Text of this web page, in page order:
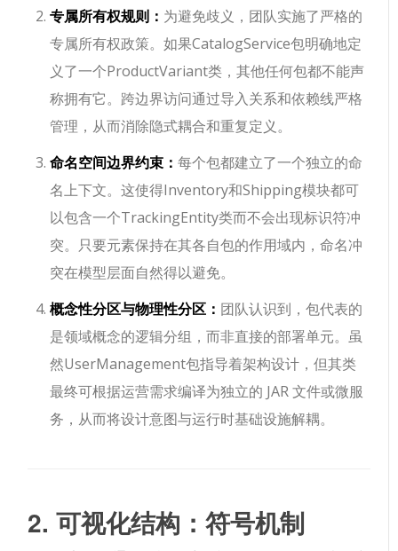
专属所有权规则： 为避免歧义，团队实施了严格的
专属所有权政策。如果CatalogService包明确地定
义了一个ProductVariant类，其他任何包都不能声
称拥有它。跨边界访问通过导入关系和依赖线严格
管理，从而消除隐式耦合和重复定义。
命名空间边界约束：每个包都建立了一个独立的命
名上下文。这使得Inventory和Shipping模块都可
以包含一个TrackingEntity类而不会出现标识符冲
突。只要元素保持在其各自包的作用域内，命名冲
突在模型层面自然得以避免。
概念性分区与物理性分区： 团队认识到，包代表的
是领域概念的逻辑分组，而非直接的部署单元。虽
然UserManagement包指导着架构设计，但其类
最终可根据运营需求编译为独立的 JAR 文件或微服
务，从而将设计意图与运行时基础设施解耦。
2. 可视化结构：符号机制